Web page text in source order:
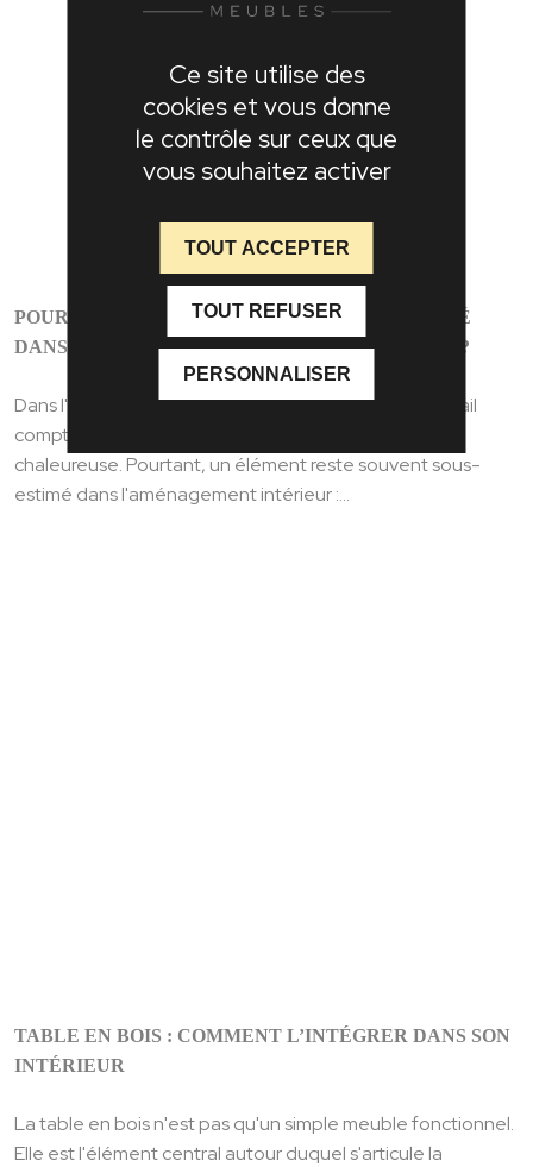
POURQUOI LES CHAISES JOUENT UN RÔLE CLÉ
DANS L’AMBIANCE DE VOTRE PIÈCE À VIVRE ?
Dans l'univers du mobilier contemporain, chaque détail
compte pour créer une atmosphère harmonieuse et
chaleureuse. Pourtant, un élément reste souvent sous-
estimé dans l'aménagement intérieur :...
TABLE EN BOIS : COMMENT L’INTÉGRER DANS SON
INTÉRIEUR
La table en bois n'est pas qu'un simple meuble fonctionnel.
Elle est l'élément central autour duquel s'articule la
Ce site utilise des
cookies et vous donne
le contrôle sur ceux que
vous souhaitez activer
TOUT ACCEPTER
TOUT REFUSER
PERSONNALISER